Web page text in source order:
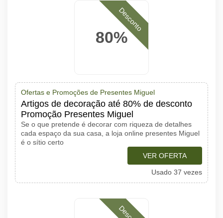
80%
Desconto
Ofertas e Promoções de Presentes Miguel
Artigos de decoração até 80% de desconto
Promoção Presentes Miguel
Se o que pretende é decorar com riqueza de detalhes
cada espaço da sua casa, a loja online presentes Miguel
é o sítio certo
VER OFERTA
Usado 37 vezes